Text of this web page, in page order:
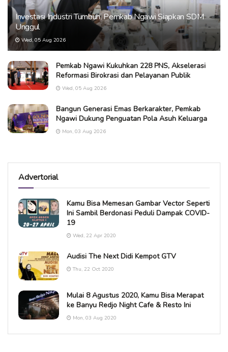
Investasi Industri Tumbuh, Pemkab Ngawi Siapkan SDM
Unggul
Wed, 05 Aug 2026
Pemkab Ngawi Kukuhkan 228 PNS, Akselerasi
Reformasi Birokrasi dan Pelayanan Publik
Wed, 05 Aug 2026
Bangun Generasi Emas Berkarakter, Pemkab
Ngawi Dukung Penguatan Pola Asuh Keluarga
Mon, 03 Aug 2026
Advertorial
Kamu Bisa Memesan Gambar Vector Seperti
Ini Sambil Berdonasi Peduli Dampak COVID-
19
Wed, 22 Apr 2020
Audisi The Next Didi Kempot GTV
Thu, 22 Oct 2020
Mulai 8 Agustus 2020, Kamu Bisa Merapat
ke Banyu Redjo Night Cafe & Resto Ini
Mon, 03 Aug 2020